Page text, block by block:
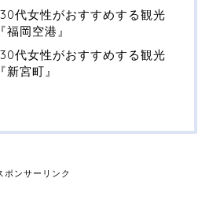
代女性がおすすめする観光
岡空港』
代女性がおすすめする観光
宮町』
ポンサーリンク